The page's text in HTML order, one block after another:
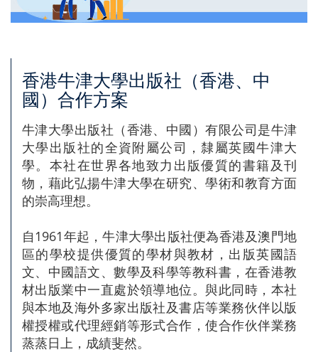
香港牛津大學出版社（香港、中
國）合作方案
牛津大學出版社（香港、中國）有限公司是牛津
大學出版社的全資附屬公司，隸屬英國牛津大
學。本社在世界各地致力出版優質的書籍及刊
物，藉此弘揚牛津大學在研究、學術和教育方面
的崇高理想。
自1961年起，牛津大學出版社便為香港及澳門地
區的學校提供優質的學材與教材，出版英國語
文、中國語文、數學及科學等教科書，在香港教
材出版業中一直處於領導地位。與此同時，本社
與本地及海外多家出版社及書店等業務伙伴以版
權授權或代理經銷等形式合作，使合作伙伴業務
蒸蒸日上，成績斐然。